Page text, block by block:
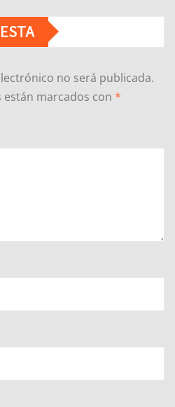
no será publicada.
marcados con *